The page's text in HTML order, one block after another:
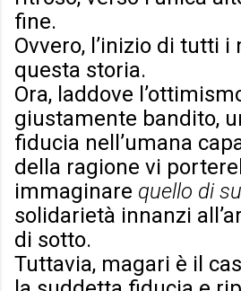
fine.
Ovvero, l’inizio di tutti
questa storia.
Ora, laddove
giustamente bandito,
fiducia nell’umana
della ragione vi
immaginare quello di su
solidarietà innanzi
di sotto.
Tuttavia, magari è il